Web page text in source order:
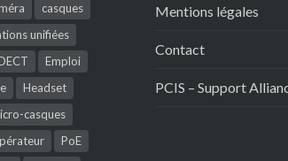
casques
unifiées
Emploi
Headset
casques
PoE
Mentions légales
Contact
PCIS – Support